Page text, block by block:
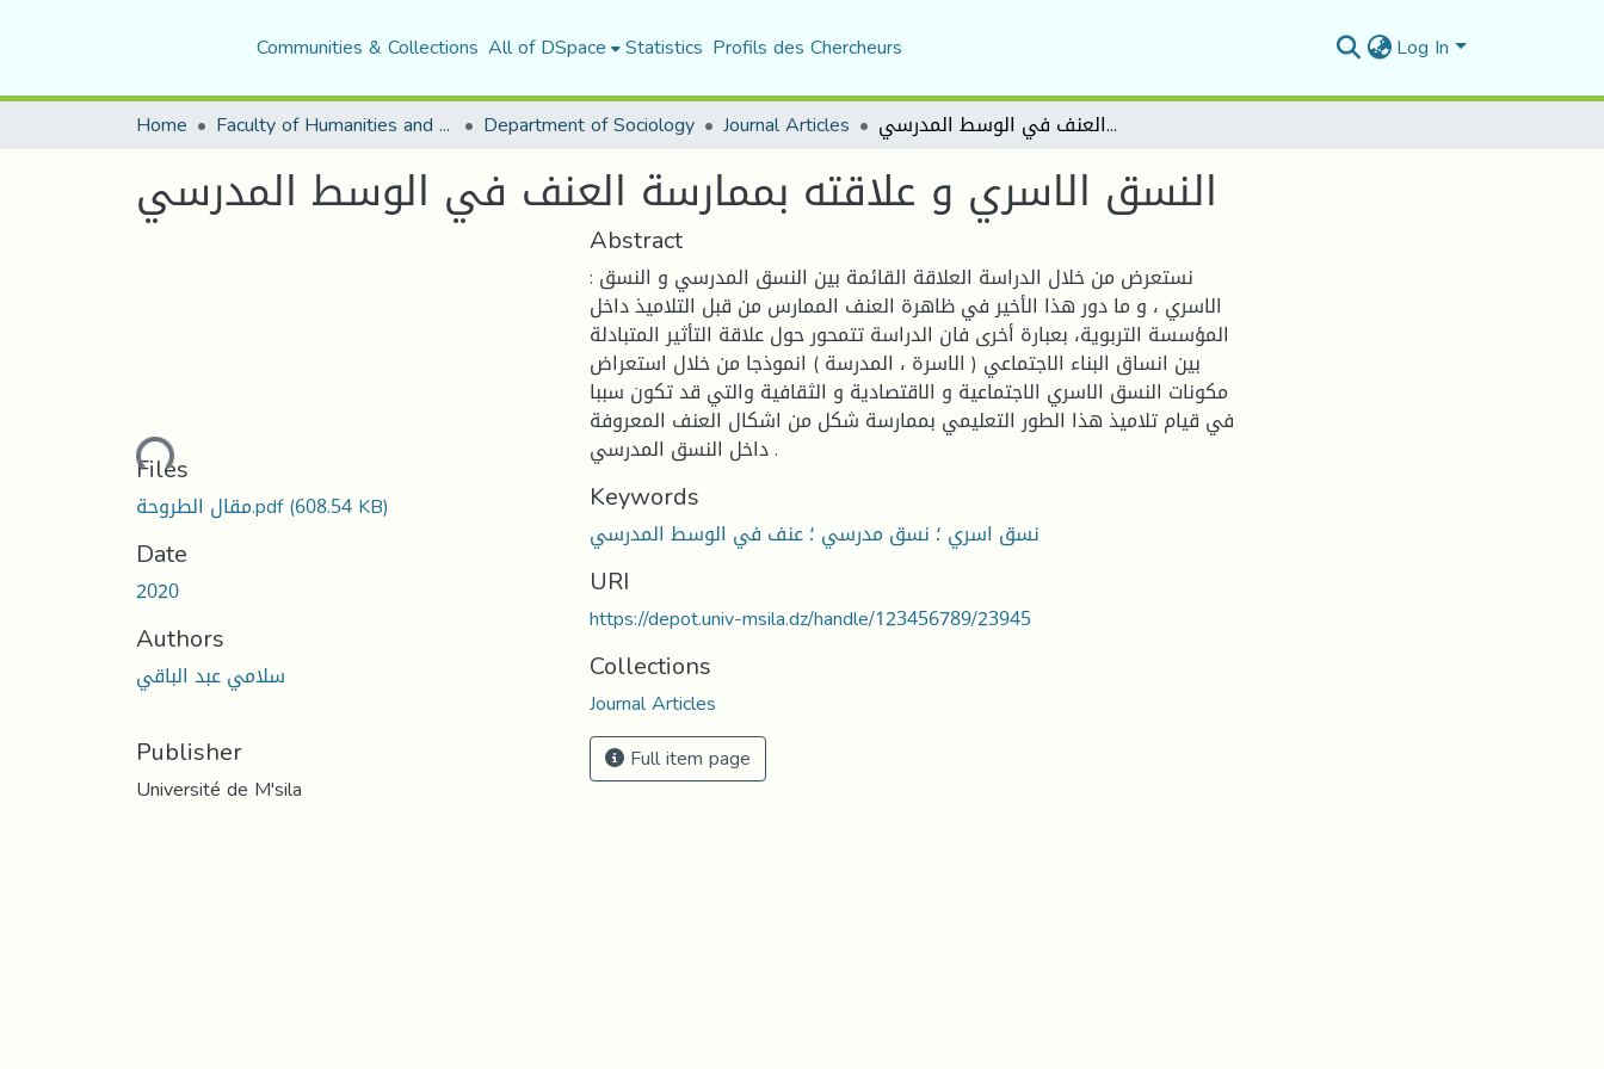
Communities & Collections All of DSpace Statistics Profils des Chercheurs Log In
Home Faculty of Humanities and Social Sciences Department of Sociology Journal Articles النسق الاسري و علاقته بممارسة العنف في الوسط المدرسي
النسق الاسري و علاقته بممارسة العنف في الوسط المدرسي
Loading...
Files
مقال الطروحة.pdf(608.54 KB)
Date
2020
Authors
سلامي عبد الباقي
Publisher
Université de M'sila
Abstract
: نستعرض من خلال الدراسة العلاقة القائمة بين النسق المدرسي و النسق
الاسري ، و ما دور هذا الأخير في ظاهرة العنف الممارس من قبل التلاميذ داخل
المؤسسة التربوية، بعبارة أخرى فان الدراسة تتمحور حول علاقة التأثير المتبادلة
بين انساق البناء الاجتماعي ( الاسرة ، المدرسة ) انموذجا من خلال استعراض
مكونات النسق الاسري الاجتماعية و الاقتصادية و الثقافية والتي قد تكون سببا
في قيام تلاميذ هذا الطور التعليمي بممارسة شكل من اشكال العنف المعروفة
داخل النسق المدرسي .
Keywords
نسق اسري ؛ نسق مدرسي ؛ عنف في الوسط المدرسي
URI
https://depot.univ-msila.dz/handle/123456789/23945
Collections
Journal Articles
Full item page